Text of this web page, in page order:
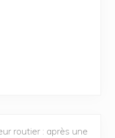
routier : après une